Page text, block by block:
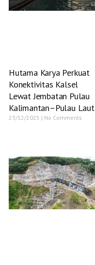
Hutama Karya Perkuat
Konektivitas Kalsel
Lewat Jembatan Pulau
Kalimantan–Pulau Laut
23/12/2025 No Comments